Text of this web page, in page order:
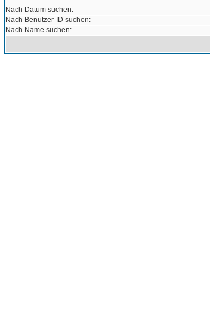
Nach Datum suchen:
Nach Benutzer-ID suchen:
Nach Name suchen: